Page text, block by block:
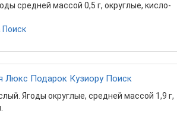
средней массой 0,5 г, округлые, кисло-
Люкс Подарок Кузиору Поиск
Ягоды округлые, средней массой 1,9 г,